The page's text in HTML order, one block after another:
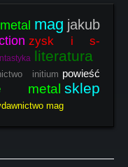
mag jakub
zysk i s-
literatura
initium powieść
metal sklep
mag